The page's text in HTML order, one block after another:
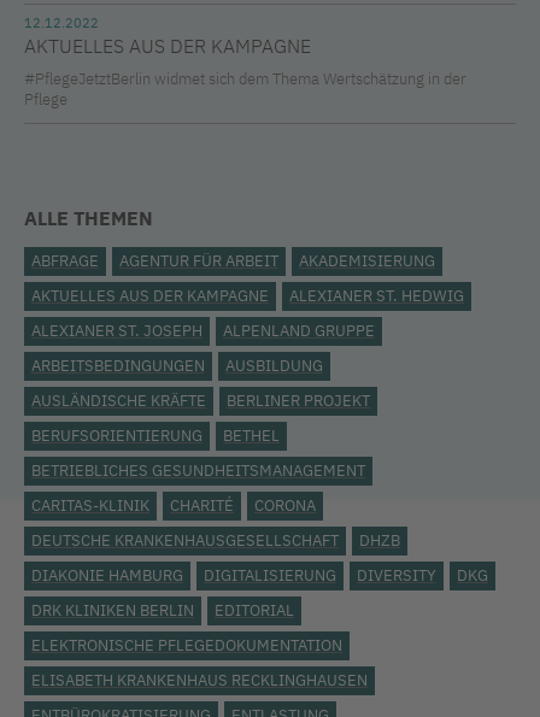
12.12.2022
AKTUELLES AUS DER KAMPAGNE
#PflegeJetztBerlin widmet sich dem Thema Wertschätzung in der
Pflege
ALLE THEMEN
ABFRAGE AGENTUR FÜR ARBEIT
AKADEMISIERUNG
AKTUELLES AUS DER KAMPAGNE
ALEXIANER ST. HEDWIG
ALEXIANER ST. JOSEPH
ALPENLAND GRUPPE
ARBEITSBEDINGUNGEN
AUSBILDUNG
AUSLÄNDISCHE KRÄFTE
BERLINER PROJEKT
BERUFSORIENTIERUNG
BETHEL
BETRIEBLICHES GESUNDHEITSMANAGEMENT
CARITAS-KLINIK
CHARITÉ
CORONA
DEUTSCHE KRANKENHAUSGESELLSCHAFT
DHZB
DIAKONIE HAMBURG
DIGITALISIERUNG DIVERSITY
DKG
DRK KLINIKEN BERLIN
EDITORIAL
ELEKTRONISCHE PFLEGEDOKUMENTATION
ELISABETH KRANKENHAUS RECKLINGHAUSEN